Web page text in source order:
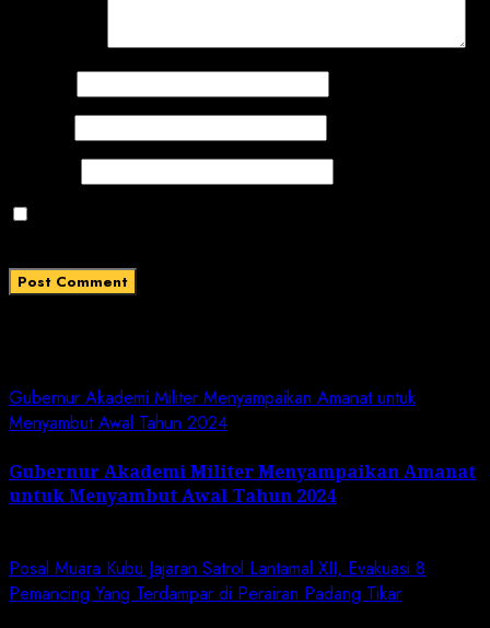
Gubernur Akademi Militer Menyampaikan Amanat untuk
Menyambut Awal Tahun 2024
Gubernur Akademi Militer Menyampaikan Amanat
untuk Menyambut Awal Tahun 2024
Posal Muara Kubu Jajaran Satrol Lantamal XII, Evakuasi 8
Pemancing Yang Terdampar di Perairan Padang Tikar